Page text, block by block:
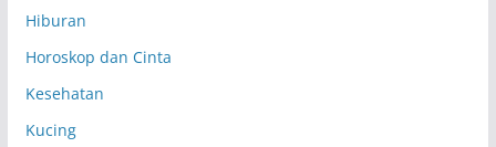
Hiburan
Horoskop dan Cinta
Kesehatan
Kucing